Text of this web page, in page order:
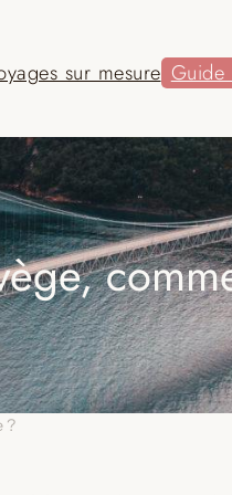
sur mesure Guide
?